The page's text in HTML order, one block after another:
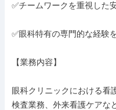
✅チームワークを重視した
✅眼科特有の専門的な経験
【業務内容】
眼科クリニックにおける看
検査業務、外来看護ケアな